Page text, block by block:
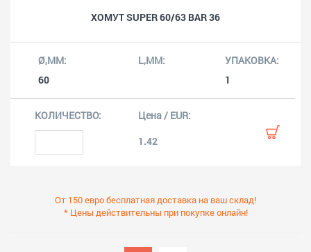
ХОМУТ SUPER 60/63 BAR 36
60 1
1.42
От 150 евро бесплатная доставка на ваш склад!
* Цены действительны при покупке онлайн!